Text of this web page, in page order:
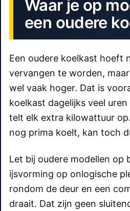
Waar je op
een oudere
Een oudere koelkast hoeft
vervangen te worden,
wel vaak hoger. Dat is
koelkast dagelijks veel
telt elk extra kilowattuur
nog prima koelt, kan toch
Let bij oudere modellen op
ijsvorming op onlogische
rondom de deur en een
draait. Dat zijn geen